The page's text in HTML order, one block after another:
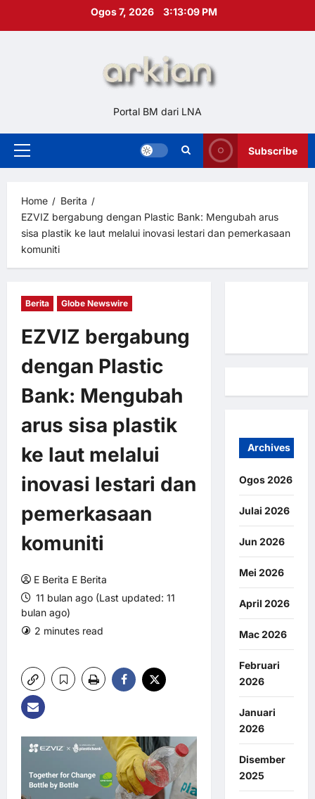
Ogos 7, 2026 3:13:10 PM
Portal BM dari LNA
Primary
Subscribe
Home
Berita
EZVIZ bergabung dengan Plastic Bank: Mengubah arus
sisa plastik ke laut melalui inovasi lestari dan pemerkasaan
komuniti
Berita Globe Newswire
EZVIZ bergabung
dengan Plastic
Bank: Mengubah
arus sisa plastik
ke laut melalui
inovasi lestari dan
pemerkasaan
komuniti
E Berita E Berita
11 bulan ago (Last updated: 11
bulan ago)
2 minutes read
Archives
Ogos 2026
Julai 2026
Jun 2026
Mei 2026
April 2026
Mac 2026
Februari
2026
Januari
2026
Disember
2025